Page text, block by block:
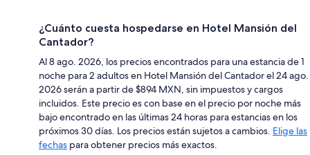
¿Cuánto cuesta hospedarse en Hotel Mansión del
Cantador?
Al 8 ago. 2026, los precios encontrados para una estancia de 1
noche para 2 adultos en Hotel Mansión del Cantador el 24 ago.
2026 serán a partir de $894 MXN, sin impuestos y cargos
incluidos. Este precio es con base en el precio por noche más
bajo encontrado en las últimas 24 horas para estancias en los
próximos 30 días. Los precios están sujetos a cambios. Elige las
fechas para obtener precios más exactos.